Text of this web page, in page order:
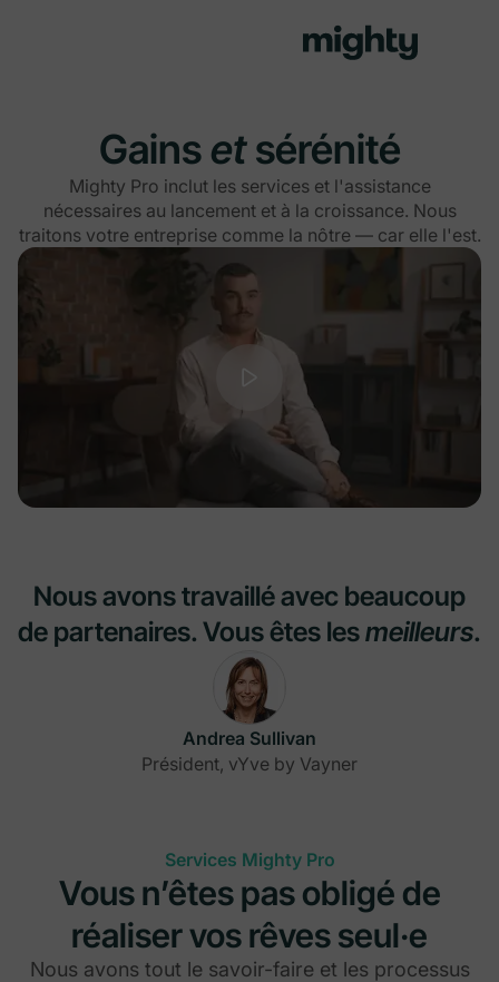
Gains etsérénité
Mighty Pro inclut les services et l'assistance
nécessaires au lancement et à la croissance. Nous
traitons votre entreprise comme la nôtre — car elle l'est.
Nous avons travaillé avec beaucoup
de partenaires. Vous êtes lesmeilleurs.
Andrea Sullivan
Président, vYve by Vayner
Services Mighty Pro
Vous n’êtes pas obligé de
réaliser vos rêves seul·e
Nous avons tout le savoir-faire et les processus